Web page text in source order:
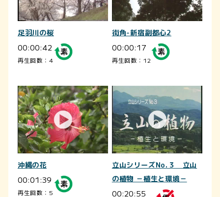
足羽川の桜
00:00:42
再生回数：4
街角-新宿副都心2
00:00:17
再生回数：12
沖縄の花
00:01:39
再生回数：5
立山シリーズNo.３ 立山
の植物 －植生と環境－
00:20:55